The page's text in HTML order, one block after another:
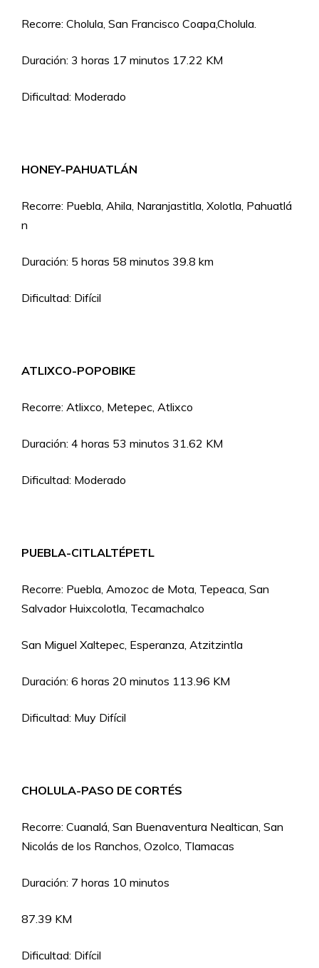
Recorre: Cholula, San Francisco Coapa,Cholula.
Duración: 3 horas 17 minutos 17.22 KM
Dificultad: Moderado
HONEY-PAHUATLÁN
Recorre: Puebla, Ahila, Naranjastitla, Xolotla, Pahuatlá
n
Duración: 5 horas 58 minutos 39.8 km
Dificultad: Difícil
ATLIXCO-POPOBIKE
Recorre: Atlixco, Metepec, Atlixco
Duración: 4 horas 53 minutos 31.62 KM
Dificultad: Moderado
PUEBLA-CITLALTÉPETL
Recorre: Puebla, Amozoc de Mota, Tepeaca, San
Salvador Huixcolotla, Tecamachalco
San Miguel Xaltepec, Esperanza, Atzitzintla
Duración: 6 horas 20 minutos 113.96 KM
Dificultad: Muy Difícil
CHOLULA-PASO DE CORTÉS
Recorre: Cuanalá, San Buenaventura Nealtican, San
Nicolás de los Ranchos, Ozolco, Tlamacas
Duración: 7 horas 10 minutos
87.39 KM
Dificultad: Difícil